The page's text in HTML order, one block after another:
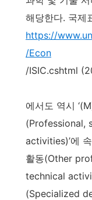
해당한다. 국제
https://
/Econ
/ISIC.cshtml
에서도 역시
(Professional,
activities)’에
활동(Other
technical
(Specialized